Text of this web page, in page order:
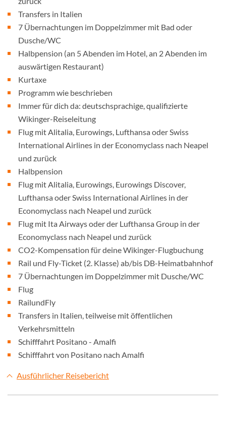
Transfers in Italien
7 Übernachtungen im Doppelzimmer mit Bad oder
Dusche/WC
Halbpension (an 5 Abenden im Hotel, an 2 Abenden im
auswärtigen Restaurant)
Kurtaxe
Programm wie beschrieben
Immer für dich da: deutschsprachige, qualifizierte
Wikinger-Reiseleitung
Flug mit Alitalia, Eurowings, Lufthansa oder Swiss
International Airlines in der Economyclass nach Neapel
und zurück
Halbpension
Flug mit Alitalia, Eurowings, Eurowings Discover,
Lufthansa oder Swiss International Airlines in der
Economyclass nach Neapel und zurück
Flug mit Ita Airways oder der Lufthansa Group in der
Economyclass nach Neapel und zurück
CO2-Kompensation für deine Wikinger-Flugbuchung
Rail und Fly-Ticket (2. Klasse) ab/bis DB-Heimatbahnhof
7 Übernachtungen im Doppelzimmer mit Dusche/WC
Flug
RailundFly
Transfers in Italien, teilweise mit öffentlichen
Verkehrsmitteln
Schifffahrt Positano - Amalfi
Schifffahrt von Positano nach Amalfi
Ausführlicher Reisebericht